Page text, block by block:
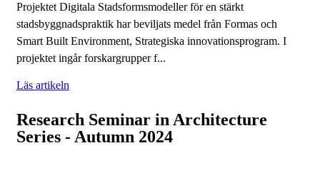
Projektet Digitala Stadsformsmodeller för en stärkt
stadsbyggnadspraktik har beviljats medel från Formas och
Smart Built Environment, Strategiska innovationsprogram. I
projektet ingår forskargrupper f...
Läs artikeln
Research Seminar in Architecture
Series - Autumn 2024